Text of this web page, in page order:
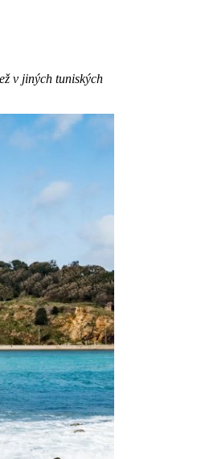
v jiných tuniských